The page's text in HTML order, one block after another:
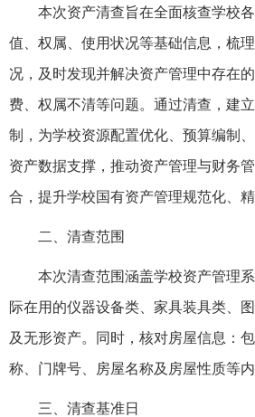
本次资产清查旨在全面核查学校
值、权属、使用状况等基础信息，梳
况，及时发现并解决资产管理中存在
费、权属不清等问题。通过清查，建
制，为学校资源配置优化、预算编制
资产数据支撑，推动资产管理与财务
合，提升学校国有资产管理规范化、精
二、清查范围
本次清查范围涵盖学校资产管理
际在用的仪器设备类、家具装具类、
及无形资产。同时，核对房屋信息：
称、门牌号、房屋名称及房屋性质等内
三、清查基准日